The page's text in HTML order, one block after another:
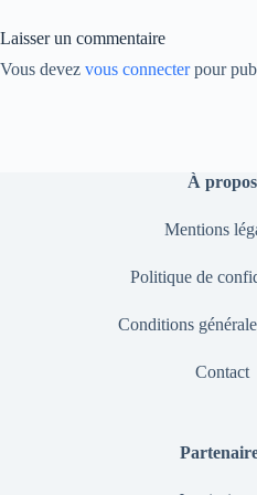
Laisser un commentaire
Vous devez vous connecterpour
À propos
Mentions
Politique de
Conditions
Contact